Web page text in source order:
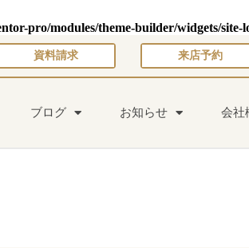
pro/modules/theme-builder/widgets/site-
資料請求 来店予約
ブログ お知らせ 会社